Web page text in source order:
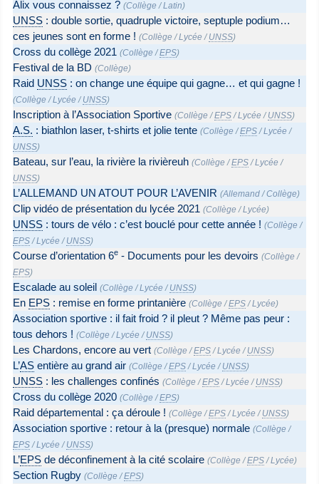
Alix vous connaissez ? (Collège /Latin)
UNSS : double sortie, quadruple victoire, septuple podium…
ces jeunes sont en forme ! (Collège /Lycée / UNSS)
Cross du collège 2021 (Collège /EPS)
Festival de la BD (Collège)
Raid UNSS : on change une équipe qui gagne… et qui gagne !
(Collège /Lycée / UNSS)
Inscription à l’Association Sportive (Collège /EPS /Lycée / UNSS)
A.S. : biathlon laser, t-shirts et jolie tente (Collège /EPS /Lycée /
UNSS)
Bateau, sur l’eau, la rivière la rivièreuh (Collège /EPS /Lycée /
UNSS)
L’ALLEMAND UN ATOUT POUR L’AVENIR (Allemand /Collège)
Clip vidéo de présentation du lycée 2021 (Collège /Lycée)
UNSS : tours de vélo : c’est bouclé pour cette année ! (Collège /
EPS /Lycée / UNSS)
Course d’orientation 6e - Documents pour les devoirs (Collège /
EPS)
Escalade au soleil (Collège /Lycée / UNSS)
En EPS : remise en forme printanière (Collège /EPS /Lycée)
Association sportive : il fait froid ? il pleut ? Même pas peur :
tous dehors ! (Collège /Lycée / UNSS)
Les Chardons, encore au vert (Collège /EPS /Lycée / UNSS)
L’AS entière au grand air (Collège /EPS /Lycée / UNSS)
UNSS : les challenges confinés (Collège /EPS /Lycée / UNSS)
Cross du collège 2020 (Collège /EPS)
Raid départemental : ça déroule ! (Collège /EPS /Lycée / UNSS)
Association sportive : retour à la (presque) normale (Collège /
EPS /Lycée / UNSS)
L’EPS de déconfinement à la cité scolaire (Collège /EPS /Lycée)
Section Rugby (Collège /EPS)